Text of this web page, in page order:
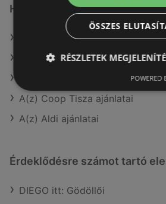
Hasonló kiskereskedők
A(z) Auchan ajánlatai
A(z) Metro ajánlatai
A(z) FullDiszkont ajánlatai
A(z) Coop Tisza ajánlatai
A(z) Aldi ajánlatai
Érdeklődésre számot tartó
DIEGO itt: Gödöllői
ÖSSZES
RÉSZLETEK
POWERED